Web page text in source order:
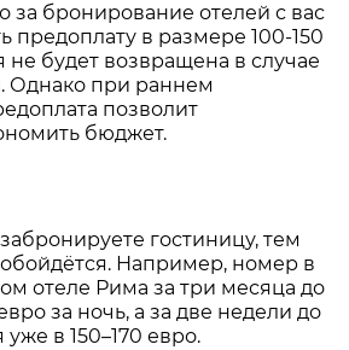
за бронирование отелей с вас
предоплату в размере 100-150
не будет возвращена в случае
Однако при раннем
позволит
бюджет.
гостиницу, тем
Например, номер в
отеле Рима за три месяца до
за ночь, а за две недели до
в 150–170 евро.